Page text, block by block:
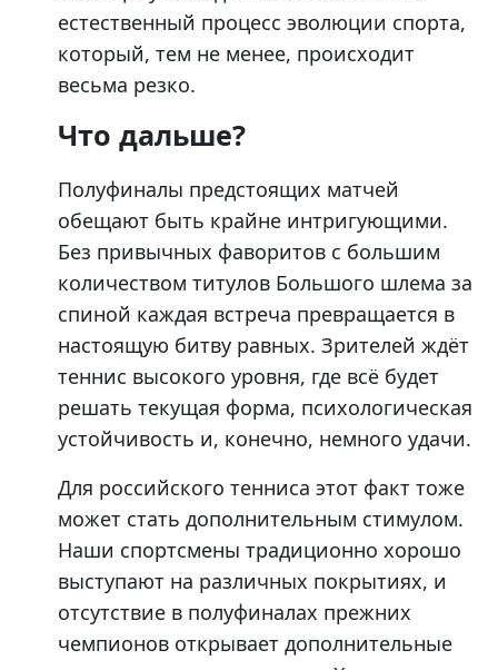
естественный процесс эволюции спорта,
который, тем не менее, происходит
весьма резко.
Что дальше?
Полуфиналы предстоящих матчей
обещают быть крайне интригующими.
Без привычных фаворитов с большим
количеством титулов Большого шлема за
спиной каждая встреча превращается в
настоящую битву равных. Зрителей ждёт
теннис высокого уровня, где всё будет
решать текущая форма, психологическая
устойчивость и, конечно, немного удачи.
Для российского тенниса этот факт тоже
может стать дополнительным стимулом.
Наши спортсмены традиционно хорошо
выступают на различных покрытиях, и
отсутствие в полуфиналах прежних
чемпионов открывает дополнительные